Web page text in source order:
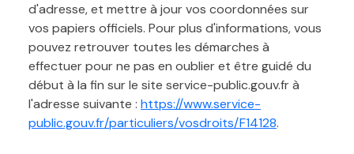
d'adresse, et mettre à jour vos coordonnées sur
vos papiers officiels. Pour plus d'informations, vous
pouvez retrouver toutes les démarches à
effectuer pour ne pas en oublier et être guidé du
début à la fin sur le site service-public.gouv.fr à
l'adresse suivante : https://www.service-
public.gouv.fr/particuliers/vosdroits/F14128.